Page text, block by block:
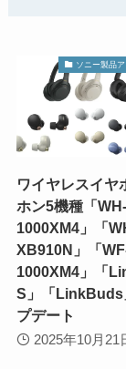
ソニー製品
ワイヤレスイヤ
ホン5機種「WH-
1000XM4」「
XB910N」「
1000XM4」「
S」「LinkBuds
プデート
2025年10月21